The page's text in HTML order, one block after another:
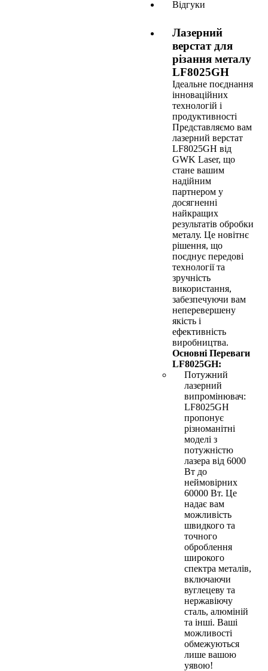
Відгуки
Лазерний
верстат для
різання металу
LF8025GH
Ідеальне поєднання
інноваційних
технологій і
продуктивності
Представляємо вам
лазерний верстат
LF8025GH від
GWK Laser, що
стане вашим
надійним
партнером у
досягненні
найкращих
результатів обробки
металу. Це новітнє
рішення, що
поєднує передові
технології та
зручність
використання,
забезпечуючи вам
неперевершену
якість і
ефективність
виробництва.
Основні Переваги
LF8025GH:
Потужний
лазерний
випромінювач:
LF8025GH
пропонує
різноманітні
моделі з
потужністю
лазера від 6000
Вт до
неймовірних
60000 Вт. Це
надає вам
можливість
швидкого та
точного
оброблення
широкого
спектра металів,
включаючи
вуглецеву та
нержавіючу
сталь, алюміній
та інші. Ваші
можливості
обмежуються
лише вашою
уявою!